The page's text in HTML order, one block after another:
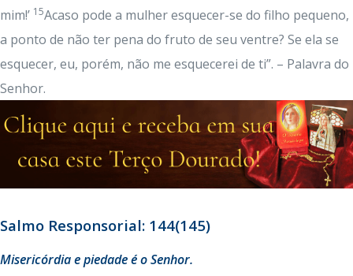
mim!’ 15Acaso pode a mulher esquecer-se do filho pequeno,
a ponto de não ter pena do fruto de seu ventre? Se ela se
esquecer, eu, porém, não me esquecerei de ti”. – Palavra do
Senhor.
Salmo Responsorial: 144(145)
Misericórdia e piedade é o Senhor.